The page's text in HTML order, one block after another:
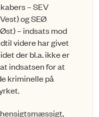
– SEV
og SEØ
– indsats mod
videre har givet
der bl.a. ikke er
indsatsen for at
kriminelle på